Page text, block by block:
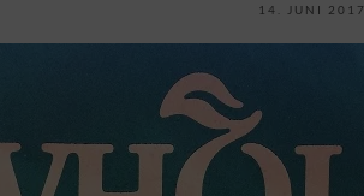
14. JUNI 2017